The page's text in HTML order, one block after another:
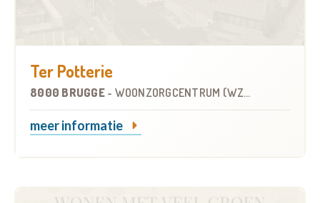
Ter Potterie
8000 BRUGGE - WOONZORGCENTRUM (WZC)
meer informatie